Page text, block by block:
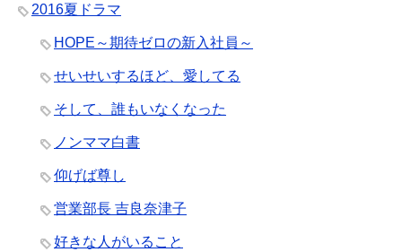
2016夏ドラマ
HOPE～期待ゼロの新入社員～
せいせいするほど、愛してる
そして、誰もいなくなった
ノンママ白書
仰げば尊し
営業部長 吉良奈津子
好きな人がいること